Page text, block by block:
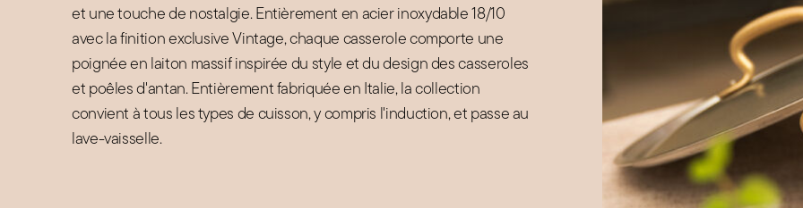
et une touche de nostalgie. Entièrement en acier inoxydable 18/10
avec la finition exclusive Vintage, chaque casserole comporte une
poignée en laiton massif inspirée du style et du design des casseroles
et poêles d'antan. Entièrement fabriquée en Italie, la collection
convient à tous les types de cuisson, y compris l'induction, et passe au
lave-vaisselle.